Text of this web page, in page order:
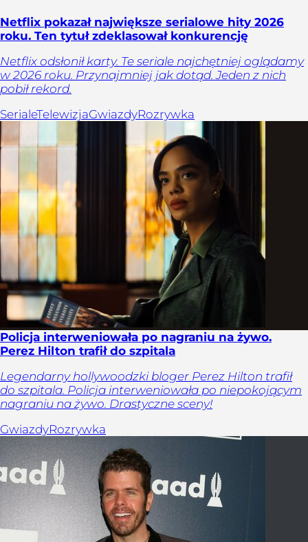
Netflix pokazał największe serialowe hity 2026
roku. Ten tytuł zdeklasował konkurencję
Netflix odsłonił karty. Te seriale najchętniej oglądamy
w 2026 roku. Przynajmniej jak dotąd. Jeden z nich
pobił rekord.
SerialeTelewizjaGwiazdyRozrywka
Policja interweniowała po nagraniu na żywo.
Perez Hilton trafił do szpitala
Legendarny hollywoodzki bloger Perez Hilton trafił
do szpitala. Policja interweniowała po niepokojącym
nagraniu na żywo. Drastyczne sceny!
GwiazdyRozrywka